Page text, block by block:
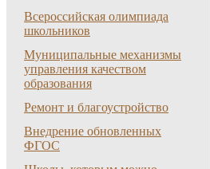
Всероссийская олимпиада
школьников
Муниципальные механизмы
управления качеством
образования
Ремонт и благоустройство
Внедрение обновленных
ФГОС